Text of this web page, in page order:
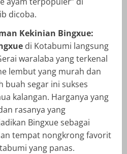
dicoba.
Kekinian Bingxue:
di Kotabumi langsung
waralaba yang terkenal
lembut yang murah dan
buah segar ini sukses
kalangan. Harganya yang
rasanya yang
Bingxue sebagai
tempat nongkrong favorit
yang panas.